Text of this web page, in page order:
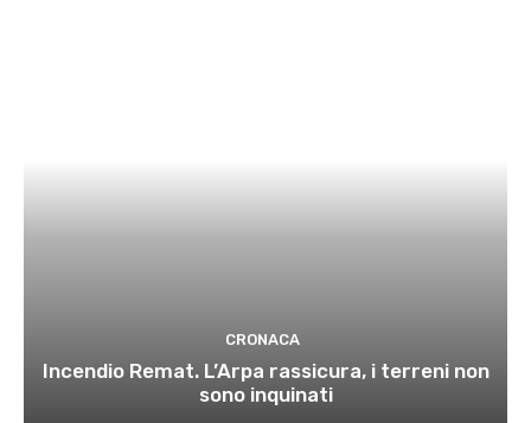
CRONACA
Incendio Remat. L’Arpa rassicura, i terreni non
sono inquinati